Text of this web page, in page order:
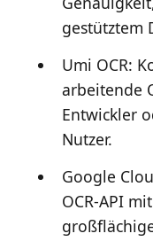
gestütztem
Umi OCR:
arbeitende
Entwickler
Nutzer.
Google
OCR-API